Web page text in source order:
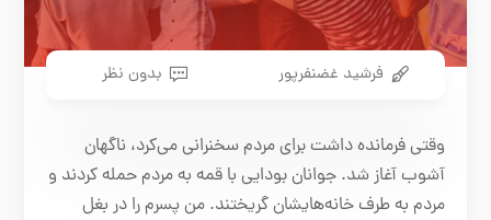
فرشید غضنفرپور بدون نظر
وقتی فرمانده داشت برای مردم سخنرانی می‌کرد، ناگهان
آشوب آغاز شد. جوانان بودایی با قمه به مردم حمله کردند و
مردم به ‌طرف خانه‌هایشان گریختند. من پسرم را در بغل